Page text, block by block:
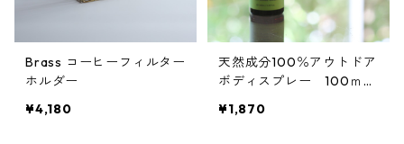
Brass コーヒーフィルター
ホルダー
¥4,180
天然成分100％アウトドア
ボディスプレー 100ｍ
¥1,870